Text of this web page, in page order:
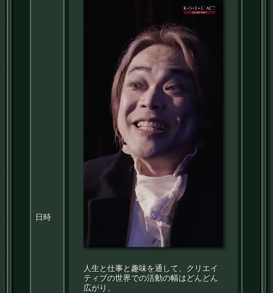
日時
人生と仕事と趣味を通して、クリエイ
ティブの世界での活動の幅はどんどん
広がり、